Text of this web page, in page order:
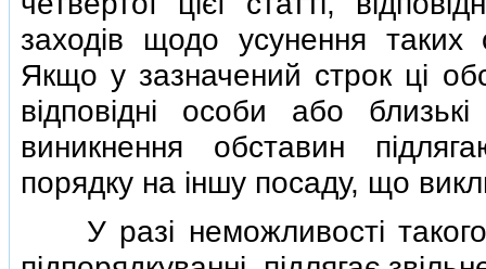
заходiв щодо усунення таких
Якщо у зазначений строк цi
вiдповiднi особи або
виникнення обставин
порядку на iншу посаду, що
У разi неможливостi такого